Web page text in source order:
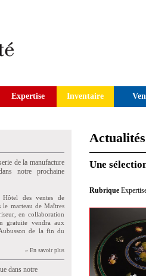
Expertise Inventaire
de la manufacture
notre prochaine
des ventes de
le marteau de Maîtres
en collaboration
gratuite vendra aux
de la fin du
» En savoir plus
dans notre
Actualités
Une
Rubrique